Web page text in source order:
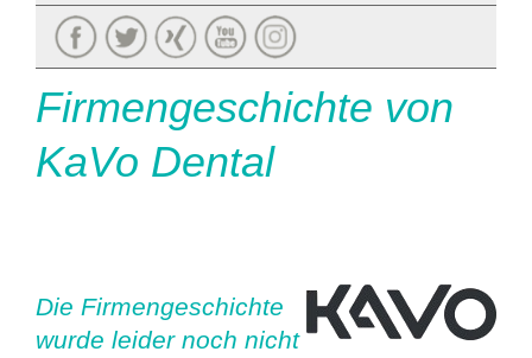
Firmengeschichte von
KaVo Dental
Die Firmengeschichte
wurde leider noch nicht